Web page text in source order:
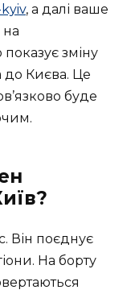
, а далі ваше
на
зміну
до Києва. Це
буде
Він поєднує
На борту